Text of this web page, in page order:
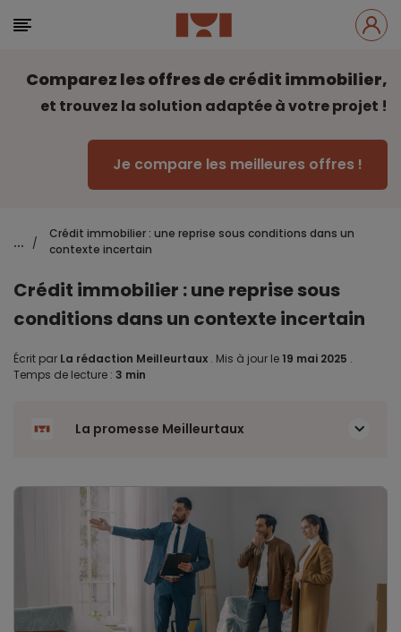
Comparez les offres de crédit immobilier,
et trouvez la solution adaptée à votre projet !
Je compare les meilleures offres !
... /
Crédit immobilier : une reprise sous conditions dans un
contexte incertain
Crédit immobilier : une reprise sous
conditions dans un contexte incertain
Écrit par La rédaction Meilleurtaux . Mis à jour le 19 mai 2025 .
Temps de lecture : 3 min
La promesse Meilleurtaux